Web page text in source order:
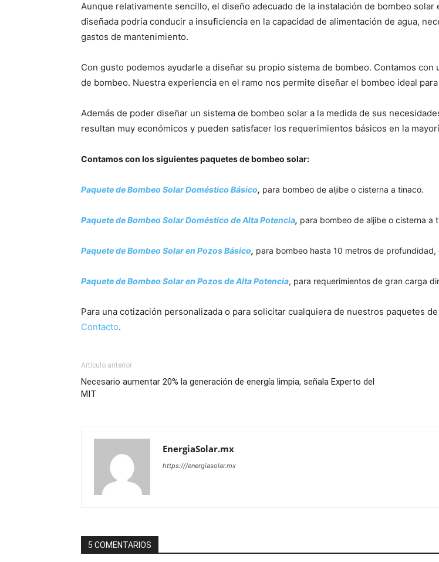
Aunque relativamente sencillo, el diseño adecuado de la instalación de bombeo
diseñada podría conducir a insuficiencia en la capacidad de alimentación de agua,
gastos de mantenimiento.
Con gusto podemos ayudarle a diseñar su propio sistema de bombeo. Contamos
de bombeo. Nuestra experiencia en el ramo nos permite diseñar el bombeo ideal
Además de poder diseñar un sistema de bombeo solar a la medida de sus
resultan muy económicos y pueden satisfacer los requerimientos básicos en la
Contamos con los siguientes paquetes de bombeo solar:
Paquete de Bombeo Solar Doméstico Básico, para bombeo de aljibe o cisterna a tinaco.
Paquete de Bombeo Solar Doméstico de Alta Potencia, para bombeo de aljibe o cisterna a
Paquete de Bombeo Solar en Pozos Básico, para bombeo hasta 10 metros de
Paquete de Bombeo Solar en Pozos de Alta Potencia, para requerimientos de gran carga
Para una cotización personalizada o para solicitar cualquiera de nuestros paquetes
Contacto.
Artículo anterior
Necesario aumentar 20% la generación de energía limpia, señala Experto del
MIT
EnergiaSolar.mx
https:///energiasolar.mx
5 COMENTARIOS